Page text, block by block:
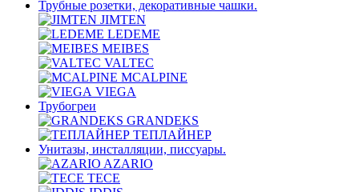
Трубные розетки, декоративные чашки.
JIMTEN
LEDEME
MEIBES
VALTEC
MCALPINE
VIEGA
Трубогреи
GRANDEKS
ТЕПЛАЙНЕР
Унитазы, инсталляции, писсуары.
AZARIO
TECE